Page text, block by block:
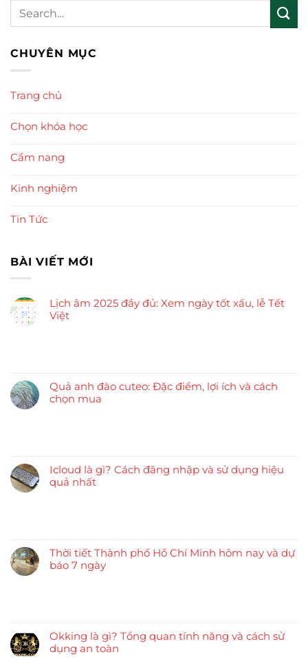
CHUYÊN MỤC
Trang chủ
Chọn khóa học
Cẩm nang
Kinh nghiệm
Tin Tức
BÀI VIẾT MỚI
Lịch âm 2025 đầy đủ: Xem ngày tốt xấu, lễ Tết
Việt
Quả anh đào cuteo: Đặc điểm, lợi ích và cách
chọn mua
Icloud là gì? Cách đăng nhập và sử dụng hiệu
quả nhất
Thời tiết Thành phố Hồ Chí Minh hôm nay và dự
báo 7 ngày
Okking là gì? Tổng quan tính năng và cách sử
dụng an toàn